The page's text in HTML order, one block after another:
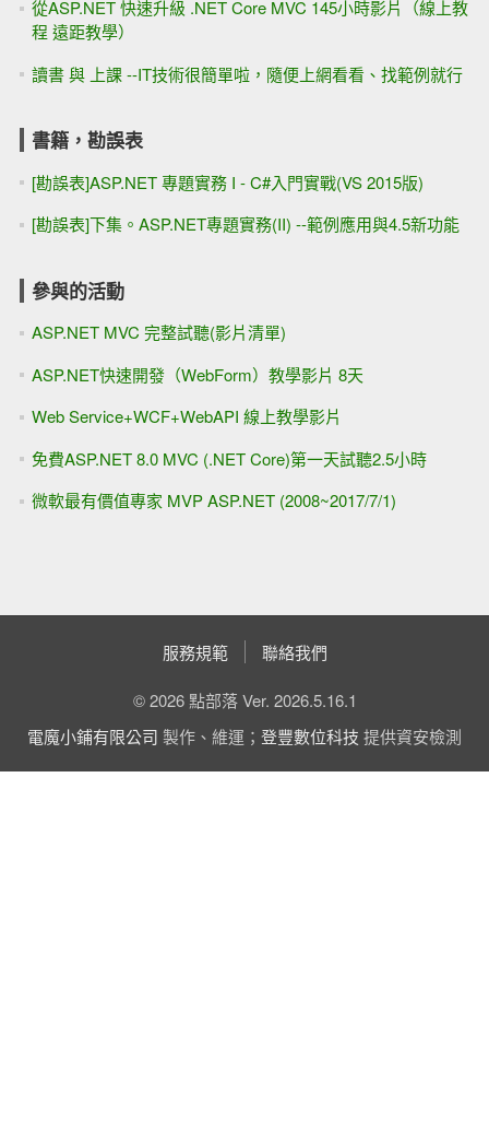
從ASP.NET 快速升級 .NET Core MVC 145小時影片（線上教
程 遠距教學）
讀書 與 上課 --IT技術很簡單啦，隨便上網看看、找範例就行
書籍，勘誤表
[勘誤表]ASP.NET 專題實務 I - C#入門實戰(VS 2015版)
[勘誤表]下集。ASP.NET專題實務(II) --範例應用與4.5新功能
參與的活動
ASP.NET MVC 完整試聽(影片清單)
ASP.NET快速開發（WebForm）教學影片 8天
Web Service+WCF+WebAPI 線上教學影片
免費ASP.NET 8.0 MVC (.NET Core)第一天試聽2.5小時
微軟最有價值專家 MVP ASP.NET (2008~2017/7/1)
服務規範 聯絡我們
© 2026 點部落 Ver. 2026.5.16.1
電魔小鋪有限公司 製作、維運； 登豐數位科技 提供資安檢測